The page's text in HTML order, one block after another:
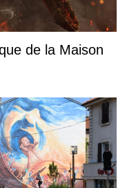
de la Maison